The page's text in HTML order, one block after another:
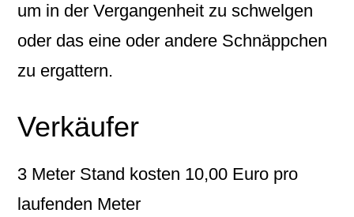
um in der Vergangenheit zu schwelgen
oder das eine oder andere Schnäppchen
zu ergattern.
Verkäufer
3 Meter Stand kosten 10,00 Euro pro
laufenden Meter